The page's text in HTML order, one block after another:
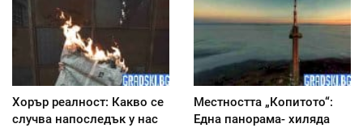
Хорър реалност: Какво се
случва напоследък у нас
Местността „Копитото“:
Една панорама- хиляда